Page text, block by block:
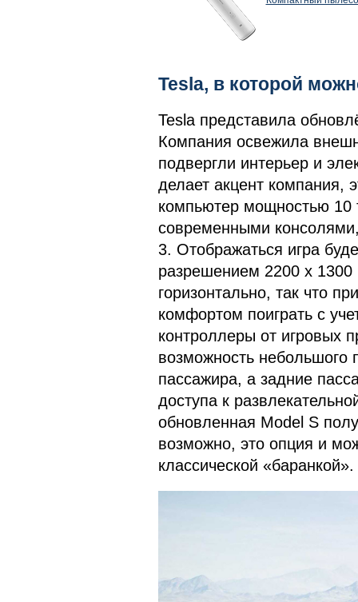
Tesla, в которой
Tesla представила
Компания освежила
подвергли интерьер и
делает акцент компания,
компьютер мощностью 10
современными
3. Отображаться игра
разрешением 2200 х 1300
горизонтально, так что
комфортом поиграть с
контроллеры от игровых
возможность небольшого
пассажира, а задние
доступа к
обновленная Model S
возможно, это опция и
классической «баранкой».